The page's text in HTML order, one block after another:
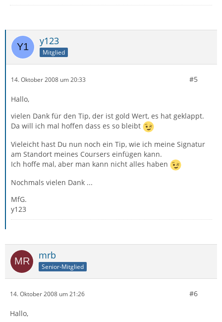
y123
Mitglied
14. Oktober 2008 um 20:33 #5
Hallo,
vielen Dank für den Tip, der ist gold Wert, es hat geklappt.
Da will ich mal hoffen dass es so bleibt
Vieleicht hast Du nun noch ein Tip, wie ich meine Signatur
am Standort meines Coursers einfügen kann.
Ich hoffe mal, aber man kann nicht alles haben
Nochmals vielen Dank ...
MfG.
y123
mrb
Senior-Mitglied
14. Oktober 2008 um 21:26 #6
Hallo,